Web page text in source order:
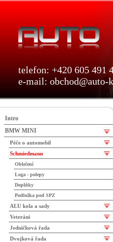
telefon: +420 605 491
e-mail: obchod@auto-
Intro
BMW MINI
Péče o automobil
Schmiedmann
Oblečení
Loga - polepy
Doplňky
Podložka pod SPZ
ALU kola a sady
Veteráni
Jedničková řada
Dvojková řada